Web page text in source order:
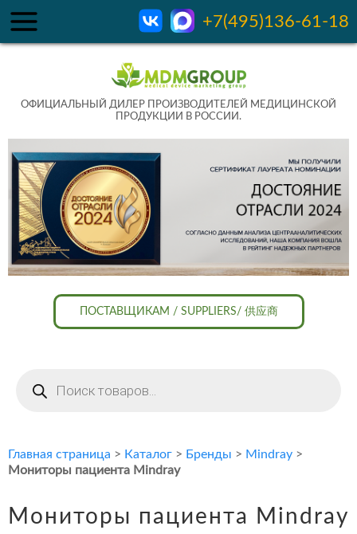
+7(495)136-61-18
ОФИЦИАЛЬНЫЙ ДИЛЕР ПРОИЗВОДИТЕЛЕЙ МЕДИЦИНСКОЙ
ПРОДУКЦИИ В РОССИИ.
ПОСТАВЩИКАМ / SUPPLIERS/ 供应商
товаров
Главная страница > Каталог > Бренды > Mindray >
Мониторы пациента Mindray
Мониторы пациента Mindray